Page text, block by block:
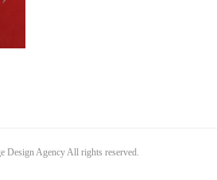
Design Agency All rights reserved.